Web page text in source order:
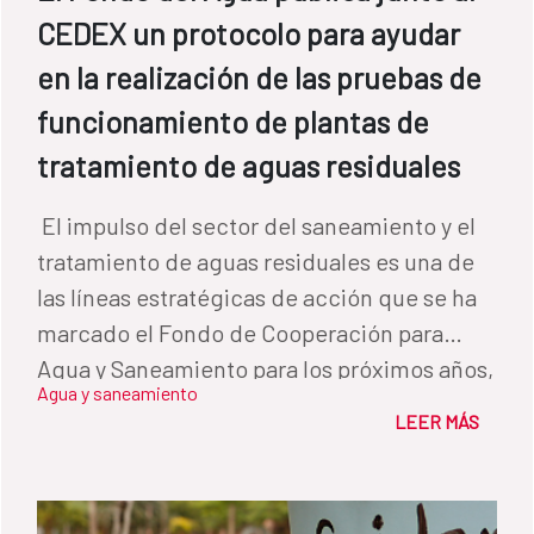
relacionados con el sector de las aguas
residuales en América Latina. Las nuevas
publicaciones han sido realizadas por
expertos del Centro de Estudios y
Experimentación de Obras Públicas
su descarga libre desde la página de
publicaciones del Fondo. El CEDEX es un
organismo técnico de la Administración
Española que lleva más de 10 años
colaborando con el FCAS dando apoyo
proporcionar conocimiento a los actores de
CEDEX un protocolo para ayudar
en la realización de las pruebas de
funcionamiento de plantas de
tratamiento de aguas residuales
tratamiento de aguas residuales es una de
las líneas estratégicas de acción que se ha
marcado el Fondo de Cooperación para
Agua y Saneamiento para los próximos años,
así como una de las metas del Objetivo de
del agua, reduciendo significativamente el
Agua y saneamiento
LEER MÁS